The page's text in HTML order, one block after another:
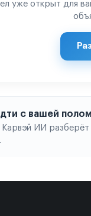
уже открыт для
с вашей
ИИ